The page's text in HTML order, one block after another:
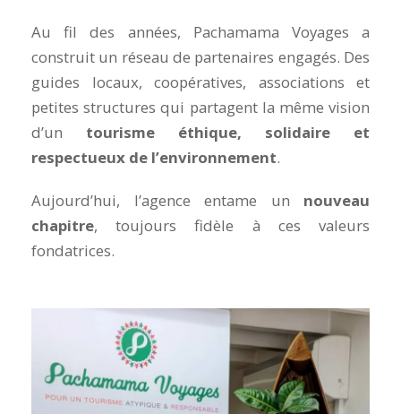
Au fil des années, Pachamama Voyages a
construit un réseau de partenaires engagés. Des
guides locaux, coopératives, associations et
petites structures qui partagent la même vision
d’un tourisme éthique, solidaire et
respectueux de l’environnement.
Aujourd’hui, l’agence entame un nouveau
chapitre, toujours fidèle à ces valeurs
fondatrices.